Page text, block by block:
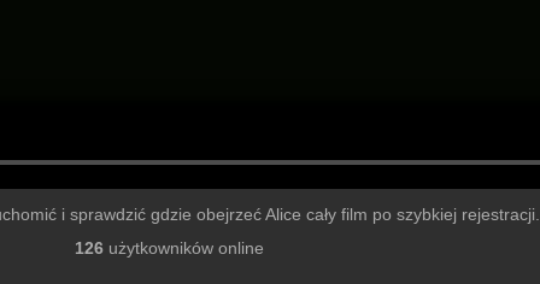
i sprawdzić gdzie obejrzeć Alice cały film po szybkiej rejestracji.
126użytkowników online